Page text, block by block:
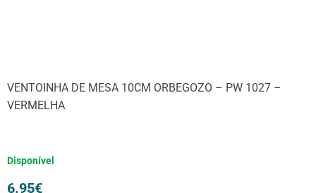
VENTOINHA DE MESA 10CM ORBEGOZO – PW 1027 –
VERMELHA
Disponível
6.95€